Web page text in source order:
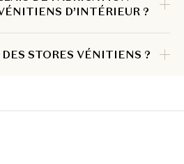
D’INTÉRIEUR ?
STORES VÉNITIENS ?